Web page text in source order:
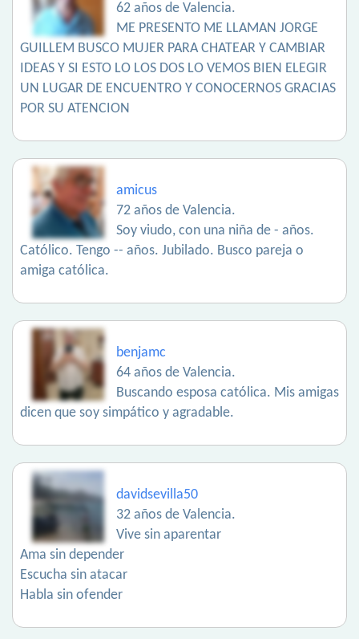
62 años de Valencia.
ME PRESENTO ME LLAMAN JORGE
GUILLEM BUSCO MUJER PARA CHATEAR Y CAMBIAR
IDEAS Y SI ESTO LO LOS DOS LO VEMOS BIEN ELEGIR
UN LUGAR DE ENCUENTRO Y CONOCERNOS GRACIAS
POR SU ATENCION
amicus
72 años de Valencia.
Soy viudo, con una niña de - años.
Católico. Tengo -- años. Jubilado. Busco pareja o
amiga católica.
benjamc
64 años de Valencia.
Buscando esposa católica. Mis amigas
dicen que soy simpático y agradable.
davidsevilla50
32 años de Valencia.
Vive sin aparentar
Ama sin depender
Escucha sin atacar
Habla sin ofender